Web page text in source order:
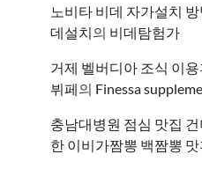
노비타 비데 자가설치
데설치의 비데탐험가
거제 벨버디아 조식 이
뷔페의 ​Finessa
충남대병원 점심 맛집
한 이비가짬뽕 백짬뽕 맛